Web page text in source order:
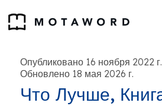
Опубликовано 16 ноября 2022 г.
Обновлено 18 мая 2026 г.
Что Лучше,